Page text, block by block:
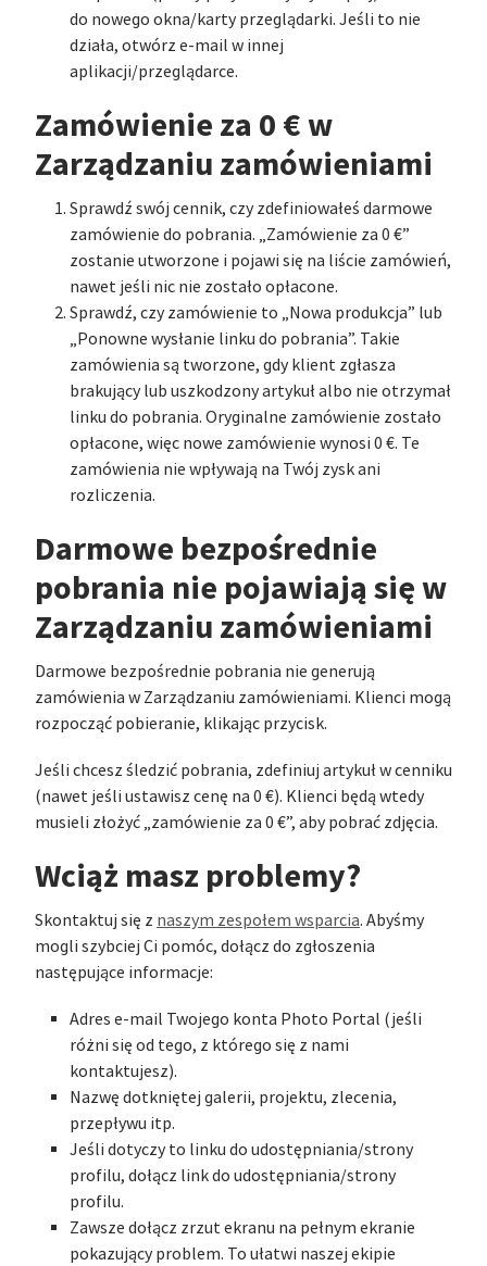
do nowego okna/karty przeglądarki. Jeśli to nie
działa, otwórz e-mail w innej
aplikacji/przeglądarce.
Zamówienie za 0 € w
Zarządzaniu zamówieniami
Sprawdź swój cennik, czy zdefiniowałeś darmowe
zamówienie do pobrania. „Zamówienie za 0 €”
zostanie utworzone i pojawi się na liście zamówień,
nawet jeśli nic nie zostało opłacone.
Sprawdź, czy zamówienie to „Nowa produkcja” lub
„Ponowne wysłanie linku do pobrania”. Takie
zamówienia są tworzone, gdy klient zgłasza
brakujący lub uszkodzony artykuł albo nie otrzymał
linku do pobrania. Oryginalne zamówienie zostało
opłacone, więc nowe zamówienie wynosi 0 €. Te
zamówienia nie wpływają na Twój zysk ani
rozliczenia.
Darmowe bezpośrednie
pobrania nie pojawiają się w
Zarządzaniu zamówieniami
Darmowe bezpośrednie pobrania nie generują
zamówienia w Zarządzaniu zamówieniami. Klienci mogą
rozpocząć pobieranie, klikając przycisk.
Jeśli chcesz śledzić pobrania, zdefiniuj artykuł w cenniku
(nawet jeśli ustawisz cenę na 0 €). Klienci będą wtedy
musieli złożyć „zamówienie za 0 €”, aby pobrać zdjęcia.
Wciąż masz problemy?
Skontaktuj się z naszym zespołem wsparcia. Abyśmy
mogli szybciej Ci pomóc, dołącz do zgłoszenia
następujące informacje:
Adres e-mail Twojego konta Photo Portal (jeśli
różni się od tego, z którego się z nami
kontaktujesz).
Nazwę dotkniętej galerii, projektu, zlecenia,
przepływu itp.
Jeśli dotyczy to linku do udostępniania/strony
profilu, dołącz link do udostępniania/strony
profilu.
Zawsze dołącz zrzut ekranu na pełnym ekranie
pokazujący problem. To ułatwi naszej ekipie